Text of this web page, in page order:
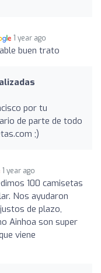
1 year ago
buen trato
por tu
de parte de todo
;)
1 year ago
100 camisetas
Nos ayudaron
de plazo,
Ainhoa son super
viene